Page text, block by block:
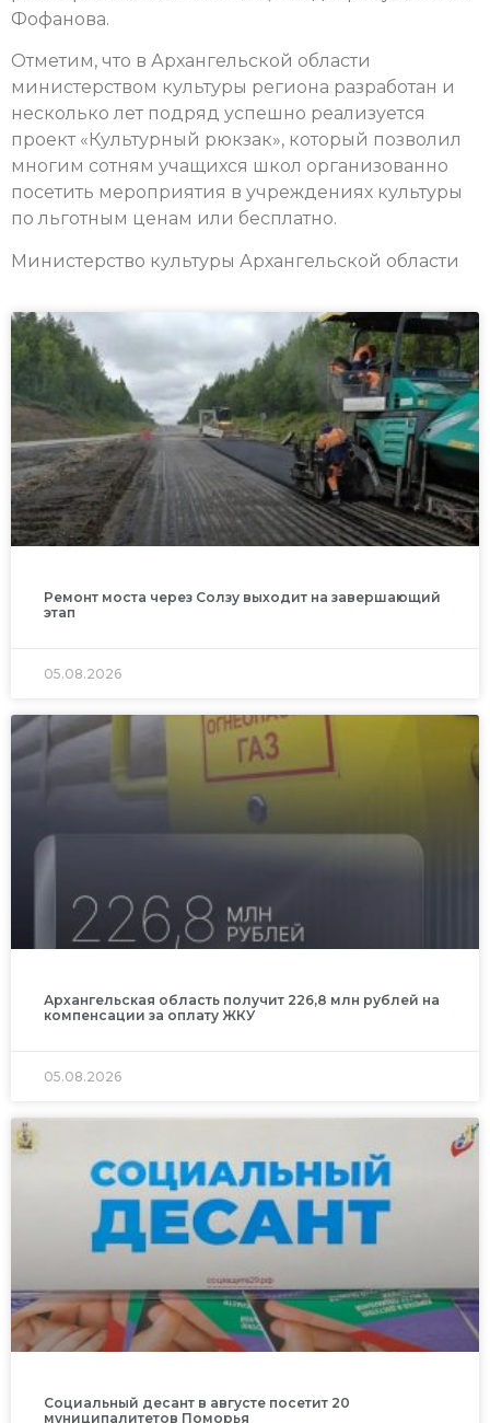
Фофанова.
Отметим, что в Архангельской области
министерством культуры региона разработан и
несколько лет подряд успешно реализуется
проект «Культурный рюкзак», который позволил
многим сотням учащихся школ организованно
посетить мероприятия в учреждениях культуры
по льготным ценам или бесплатно.
Министерство культуры Архангельской области
Ремонт моста через Солзу выходит на завершающий
этап
05.08.2026
Архангельская область получит 226,8 млн рублей на
компенсации за оплату ЖКУ
05.08.2026
Социальный десант в августе посетит 20
муниципалитетов Поморья